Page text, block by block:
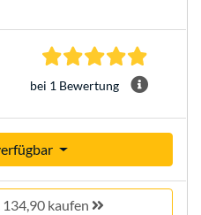
bei 1 Bewertung
kaufen